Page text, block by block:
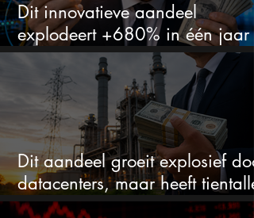
Dit innovatieve aandeel
explodeert +680% in één jaar
en blijft maar stijgen
Dit aandeel groeit explosief
datacenters, maar heeft
miljarden nodig